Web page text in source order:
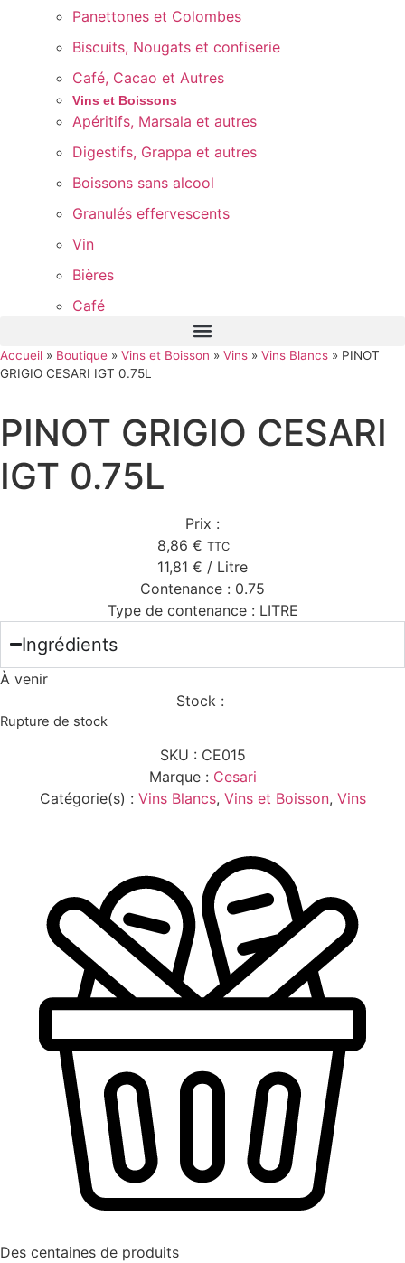
Panettones et Colombes
Biscuits, Nougats et confiserie
Café, Cacao et Autres
Vins et Boissons
Apéritifs, Marsala et autres
Digestifs, Grappa et autres
Boissons sans alcool
Granulés effervescents
Vin
Bières
Café
Accueil » Boutique » Vins et Boisson » Vins » Vins Blancs » PINOT
GRIGIO CESARI IGT 0.75L
PINOT GRIGIO CESARI
IGT 0.75L
Prix :
8,86 € TTC
11,81 € / Litre
Contenance : 0.75
Type de contenance : LITRE
Ingrédients
À venir
Stock :
Rupture de stock
SKU : CE015
Marque : Cesari
Catégorie(s) : Vins Blancs, Vins et Boisson, Vins
Des centaines de produits